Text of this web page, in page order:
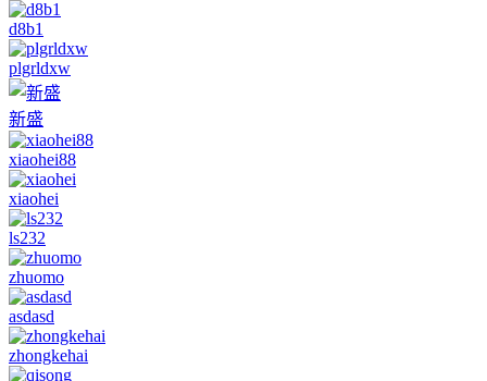
d8b1
plgrldxw
新盛
xiaohei88
xiaohei
ls232
zhuomo
asdasd
zhongkehai